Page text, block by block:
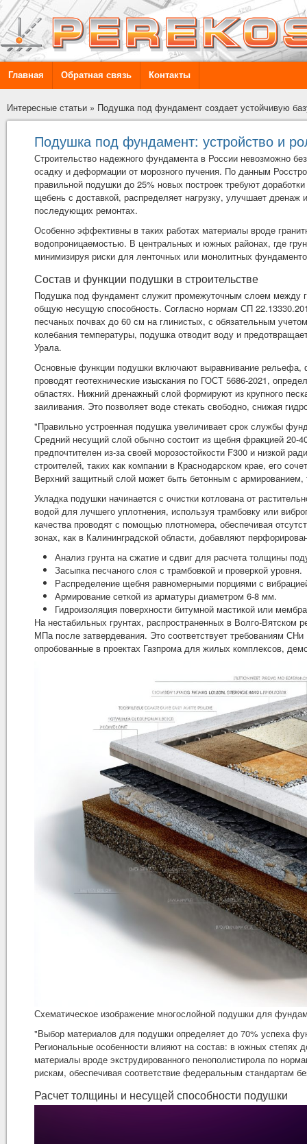
Главная Обратная связь Контакты
Интересные статьи » Подушка под фундамент создает устойчивую
Подушка под фундамент: устройство и
Строительство надежного фундамента в России невозможно
осадку и деформации от морозного пучения. По данным
правильной подушки до 25% новых построек требуют
щебень с доставкой, распределяет нагрузку, улучшает дренаж
последующих ремонтах.
Особенно эффективны в таких работах материалы вроде
водопроницаемостью. В центральных и южных районах, где
минимизируя риски для ленточных или монолитных
Состав и функции подушки в строительстве
Подушка под фундамент служит промежуточным слоем между
общую несущую способность. Согласно нормам СП
песчаных почвах до 60 см на глинистых, с обязательным
колебания температуры, подушка отводит воду и
Урала.
Основные функции подушки включают выравнивание рельефа,
проводят геотехнические изыскания по ГОСТ 5686-2021,
областях. Нижний дренажный слой формируют из крупного
заиливания. Это позволяет воде стекать свободно, снижая
"Правильно устроенная подушка увеличивает срок службы
Средний несущий слой обычно состоит из щебня фракцией 20-
предпочтителен из-за своей морозостойкости F300 и низкой
строителей, таких как компании в Краснодарском крае, его
Верхний защитный слой может быть бетонным с
Укладка подушки начинается с очистки котлована от
водой для лучшего уплотнения, используя трамбовку или
качества проводят с помощью плотномера, обеспечивая
зонах, как в Калининградской области, добавляют
Анализ грунта на сжатие и сдвиг для расчета толщины
Засыпка песчаного слоя с трамбовкой и проверкой уровня.
Распределение щебня равномерными порциями с
Армирование сеткой из арматуры диаметром 6-8 мм.
Гидроизоляция поверхности битумной мастикой или
На нестабильных грунтах, распространенных в Волго-Вятском
МПа после затвердевания. Это соответствует требованиям
опробованные в проектах Газпрома для жилых комплексов,
Схематическое изображение многослойной подушки для
"Выбор материалов для подушки определяет до 70% успеха
Региональные особенности влияют на состав: в южных
материалы вроде экструдированного пенополистирола по
рискам, обеспечивая соответствие федеральным стандартам
Расчет толщины и несущей способности подушки